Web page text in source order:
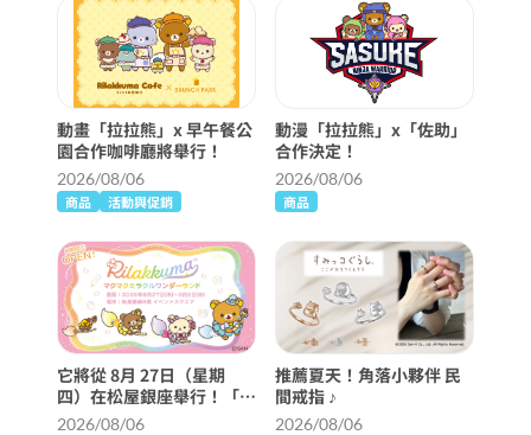
動畫「拉拉熊」x 早午餐公
園合作咖啡廳將舉行！
2026/08/06
商品 活動與促銷
動漫「拉拉熊」x「佐助」
合作決定！
2026/08/06
商品
它將從 8月 27日（星期
四）在松屋銀座舉行！「麥
克奇蹟仙境」詳細信息 ♪
2026/08/06
推薦夏天！角落小夥伴 民
間戒指 ♪
2026/08/06